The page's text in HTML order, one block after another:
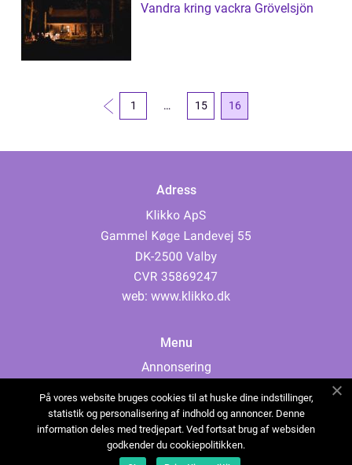
Vandra kring vackra Grövelsjön
1 … 15 16
Adress
web: www.klikko.dk
Menu
Annonsering
Cookies
Kontakta oss
Sitemap
På vores website bruges cookies til at huske dine indstillinger,
statistik og personalisering af indhold og annoncer. Denne
information deles med tredjepart. Ved fortsat brug af websiden
godkender du cookiepolitikken.